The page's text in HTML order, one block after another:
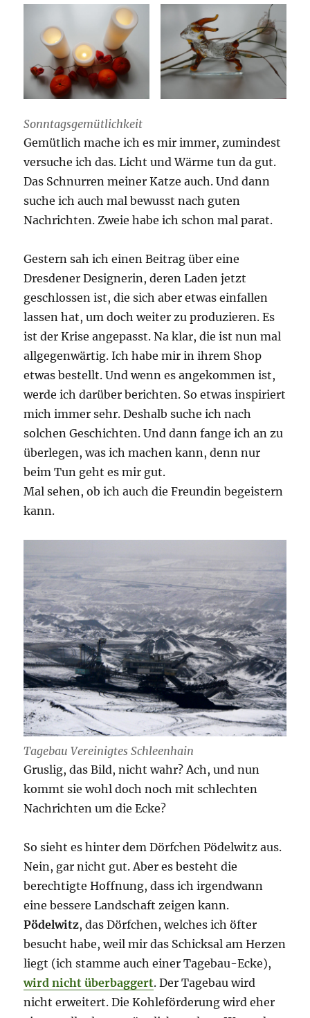
Sonntagsgemütlichkeit
Gemütlich mache ich es mir immer, zumindest
versuche ich das. Licht und Wärme tun da gut.
Das Schnurren meiner Katze auch. Und dann
suche ich auch mal bewusst nach guten
Nachrichten. Zweie habe ich schon mal parat.
Gestern sah ich einen Beitrag über eine
Dresdener Designerin, deren Laden jetzt
geschlossen ist, die sich aber etwas einfallen
lassen hat, um doch weiter zu produzieren. Es
ist der Krise angepasst. Na klar, die ist nun mal
allgegenwärtig. Ich habe mir in ihrem Shop
etwas bestellt. Und wenn es angekommen ist,
werde ich darüber berichten. So etwas inspiriert
mich immer sehr. Deshalb suche ich nach
solchen Geschichten. Und dann fange ich an zu
überlegen, was ich machen kann, denn nur
beim Tun geht es mir gut.
Mal sehen, ob ich auch die Freundin begeistern
kann.
Tagebau Vereinigtes Schleenhain
Gruslig, das Bild, nicht wahr? Ach, und nun
kommt sie wohl doch noch mit schlechten
Nachrichten um die Ecke?
So sieht es hinter dem Dörfchen Pödelwitz aus.
Nein, gar nicht gut. Aber es besteht die
berechtigte Hoffnung, dass ich irgendwann
eine bessere Landschaft zeigen kann.
Pödelwitz, das Dörfchen, welches ich öfter
besucht habe, weil mir das Schicksal am Herzen
liegt (ich stamme auch einer Tagebau-Ecke),
wird nicht überbaggert. Der Tagebau wird
nicht erweitert. Die Kohleförderung wird eher